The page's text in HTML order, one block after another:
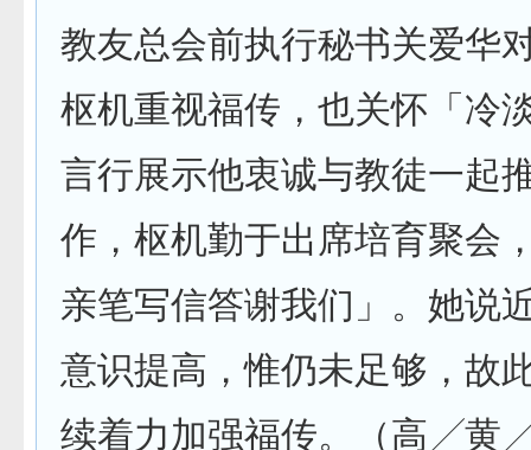
教友总会前执行秘书关爱华
枢机重视福传，也关怀「冷
言行展示他衷诚与教徒一起
作，枢机勤于出席培育聚会
亲笔写信答谢我们」。她说
意识提高，惟仍未足够，故
续着力加强福传。（高╱黄